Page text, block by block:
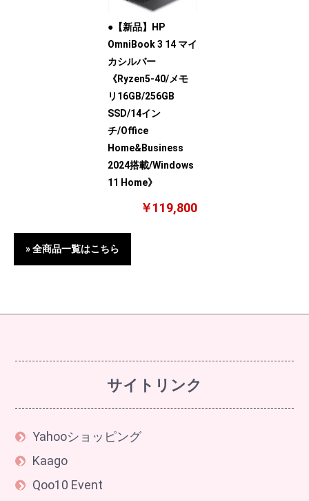
●【新品】HP
OmniBook 3 14 マイ
カシルバー
《Ryzen5-40/メモ
リ16GB/256GB
SSD/14イン
チ/Office
Home&Business
2024搭載/Windows
11 Home》
￥119,800
» 全商品一覧はこちら
サイトリンク
Yahooショッピング
Kaago
Qoo10 Event